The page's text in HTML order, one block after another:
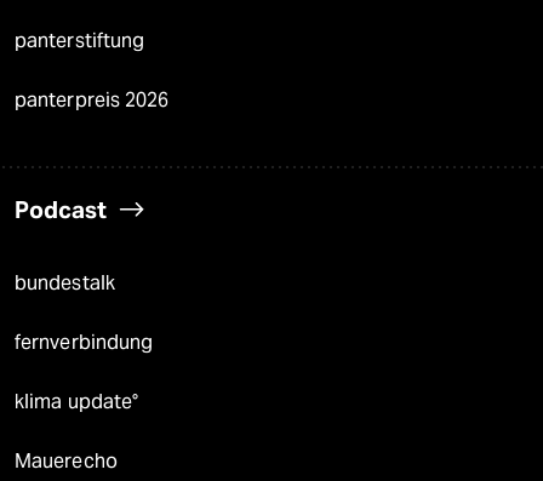
panterstiftung
panterpreis 2026
Podcast
bundestalk
fernverbindung
klima update°
Mauerecho